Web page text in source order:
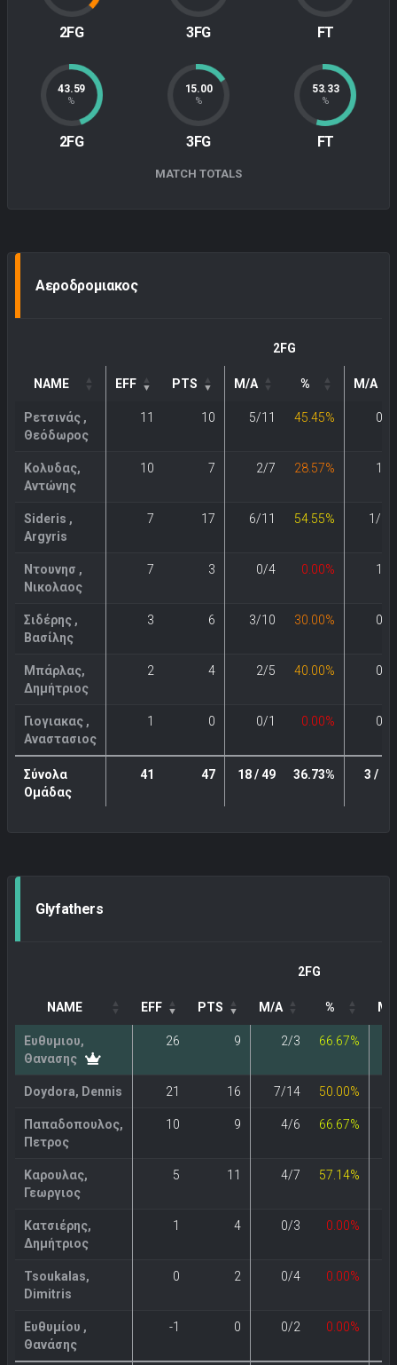
2FG 3FG FT
43.59
%
2FG
15.00
%
3FG
53.33
%
FT
MATCH TOTALS
Αεροδρομιακος
2FG
NAME EFF PTS M/A % M/A
Ρετσινάς ,
Θεόδωρος
11 10 5/11 45.45% 0/0
Κολυδας,
Αντώνης
10 7 2/7 28.57% 1/1
Sideris ,
Argyris
7 17 6/11 54.55% 1/10
Ντουνησ ,
Νικολαος
7 3 0/4 0.00% 1/4
Σιδέρης ,
Βασίλης
3 6 3/10 30.00% 0/0
Μπάρλας,
Δημήτριος
2 4 2/5 40.00% 0/3
Γιογιακας ,
Αναστασιος
1 0 0/1 0.00% 0/1
Σύνολα
Ομάδας
41 47 18 / 49 36.73% 3 / 19
Glyfathers
2FG
NAME EFF PTS M/A % M/
Ευθυμιου,
Θανασης
26 9 2/3 66.67%
Doydora, Dennis 21 16 7/14 50.00%
Παπαδοπουλος,
Πετρος
10 9 4/6 66.67%
Καρουλας,
Γεωργιος
5 11 4/7 57.14%
Κατσιέρης,
Δημήτριος
1 4 0/3 0.00%
Tsoukalas,
Dimitris
0 2 0/4 0.00%
Ευθυμίου ,
Θανάσης
-1 0 0/2 0.00%